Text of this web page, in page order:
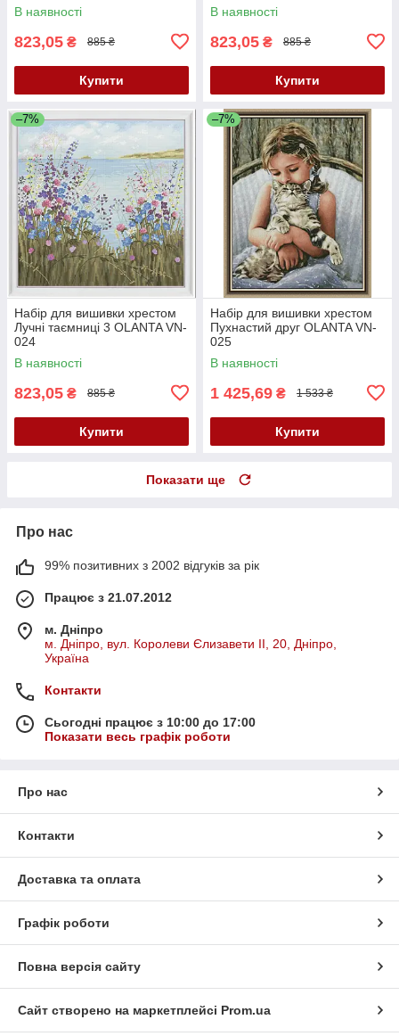
В наявності
823,05 ₴ 885 ₴
Купити
В наявності
823,05 ₴ 885 ₴
Купити
–7%
Набір для вишивки хрестом
Лучні таємниці 3 OLANTA VN-
024
В наявності
823,05 ₴ 885 ₴
Купити
–7%
Набір для вишивки хрестом
Пухнастий друг OLANTA VN-
025
В наявності
1 425,69 ₴ 1 533 ₴
Купити
Показати ще
Про нас
99% позитивних з 2002 відгуків за рік
Працює з 21.07.2012
м. Дніпро
м. Дніпро, вул. Королеви Єлизавети ІІ, 20, Дніпро,
Україна
Контакти
Сьогодні працює з 10:00 до 17:00
Показати весь графік роботи
Про нас
Контакти
Доставка та оплата
Графік роботи
Повна версія сайту
Сайт створено на маркетплейсі Prom.ua